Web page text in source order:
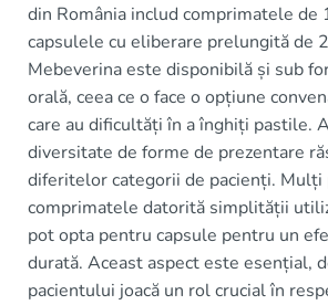
din România includ comprimatele de
capsulele cu eliberare prelungită de
Mebeverina este disponibilă și sub
orală, ceea ce o face o opțiune
care au dificultăți în a înghiți pastile.
diversitate de forme de prezentare
diferitelor categorii de pacienți. Mulți
comprimatele datorită simplității
pot opta pentru capsule pentru un
durată. Aceast aspect este esențial,
pacientului joacă un rol crucial în